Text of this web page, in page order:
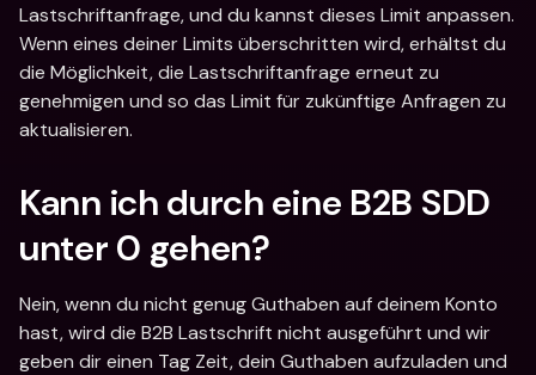
Lastschriftanfrage, und du kannst dieses Limit anpassen.
Wenn eines deiner Limits überschritten wird, erhältst du
die Möglichkeit, die Lastschriftanfrage erneut zu
genehmigen und so das Limit für zukünftige Anfragen zu
aktualisieren.
Kann ich durch eine B2B SDD
unter 0 gehen?
Nein, wenn du nicht genug Guthaben auf deinem Konto
hast, wird die B2B Lastschrift nicht ausgeführt und wir
geben dir einen Tag Zeit, dein Guthaben aufzuladen und